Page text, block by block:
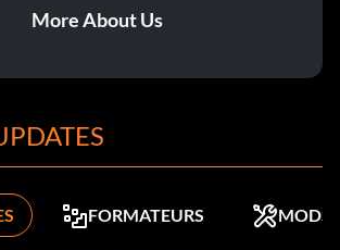
More About Us
FORMATEURS MODS